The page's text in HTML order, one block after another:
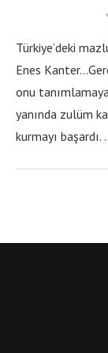
Türkiye’deki
Enes
onu
yanında zulüm
kurmayı başardı.